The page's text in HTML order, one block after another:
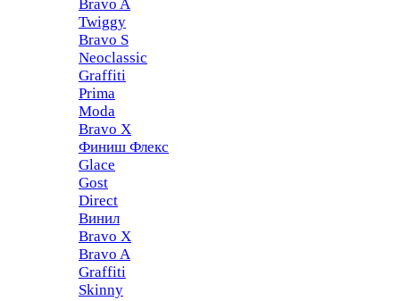
Bravo A
Twiggy
Bravo S
Neoclassic
Graffiti
Prima
Moda
Bravo X
Финиш Флекс
Glace
Gost
Direct
Винил
Bravo X
Bravo A
Graffiti
Skinny